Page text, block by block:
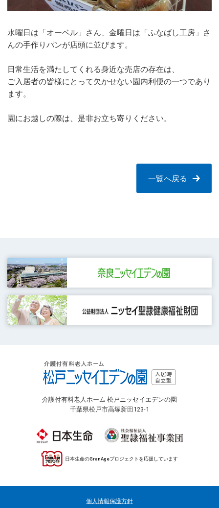
水曜日は「オーベル」さん、金曜日は「ふなばし工房」さ
んの手作りパンが店頭に並びます。
日常生活を満たしてくれる身近な売店の存在は、
ご入居者の皆様にとって欠かせない園内利便の一つであり
ます。
園にお越しの際は、是非お立ち寄りください。
一覧へ戻る
介護付有料老人ホーム 松戸ニッセイエデンの園
千葉県松戸市高塚新田123-1
日本生命のGranAgeプロジェクトを応援しています
個人情報保護方針